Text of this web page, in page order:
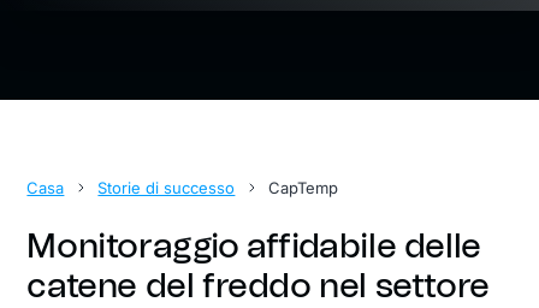
Casa Storie di successo CapTemp
Monitoraggio affidabile delle
catene del freddo nel settore